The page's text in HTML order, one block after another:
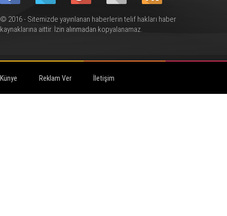
© 2016 - Sitemizde yayınlanan haberlerin telif hakları haber
kaynaklarına aittir. İzin alınmadan kopyalanamaz.
Künye Reklam Ver İletişim